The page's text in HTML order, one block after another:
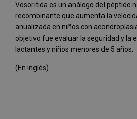
Vosoritida es un análogo del péptido
recombinante que aumenta la
anualizada en niños con
objetivo fue evaluar la seguridad y la
lactantes y niños menores de 5 años.
(En inglés)